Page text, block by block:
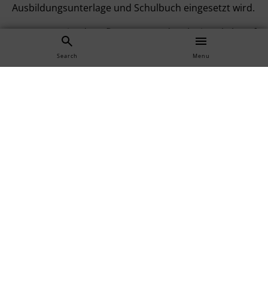
Search Menu
Ausbildungsunterlage und Schulbuch eingesetzt wird.
Heutzutage ist das Pflasterer Handwerk ein Lehrberuf
im Bauwesen welcher in einer dreijährigen Lehre im
dualen Ausbildungssystem erlernt werden kann. Mit